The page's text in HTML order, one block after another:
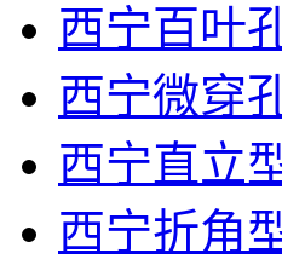
西宁百叶
西宁微穿
西宁直立
西宁折角